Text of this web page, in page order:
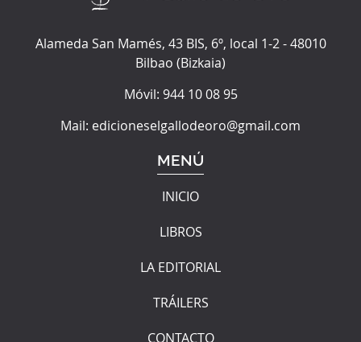
Alameda San Mamés, 43 BIS, 6º, local 1-2-48010
Bilbao (Bizkaia)
Móvil: 944 10 08 95
Mail: edicioneselgallodeoro@gmail.com
MENÚ
INICIO
LIBROS
LA EDITORIAL
TRÁILERS
CONTACTO